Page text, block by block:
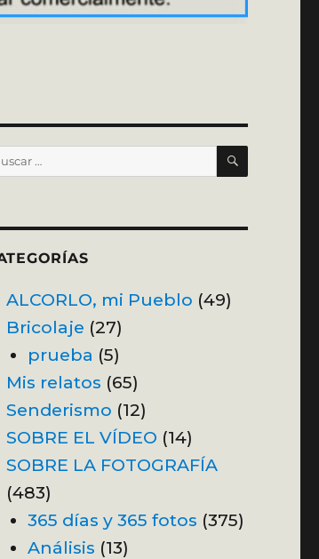
BUSCAR
ALCORLO, mi Pueblo (49)
Bricolaje (27)
prueba (5)
Mis relatos (65)
Senderismo (12)
SOBRE EL VÍDEO (14)
SOBRE LA FOTOGRAFÍA
(483)
365 días y 365 fotos (375)
Análisis (13)